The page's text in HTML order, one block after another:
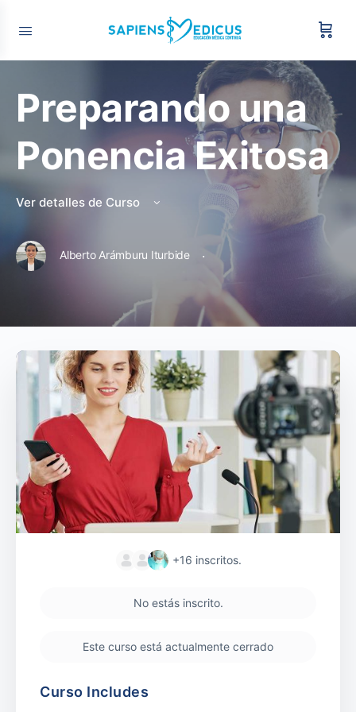
Preparando una
Ponencia Exitosa
Ver detalles de Curso
Alberto Arámburu Iturbide ·
+16 inscritos.
No estás inscrito.
Este curso está actualmente cerrado
Curso Includes